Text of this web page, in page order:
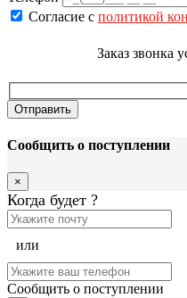
Согласие с политикой
Заказ звонка
Сообщить о поступлении
×
Когда будет ?
или
Сообщить о поступлении